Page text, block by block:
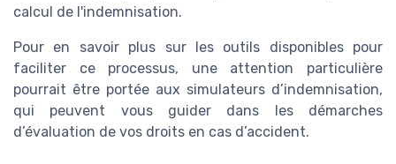
calcul de l'indemnisation.
Pour en savoir plus sur les outils disponibles pour
faciliter ce processus, une attention particulière
pourrait être portée aux simulateurs d’indemnisation,
qui peuvent vous guider dans les démarches
d’évaluation de vos droits en cas d’accident.